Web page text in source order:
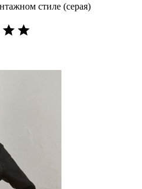
стиле (серая)